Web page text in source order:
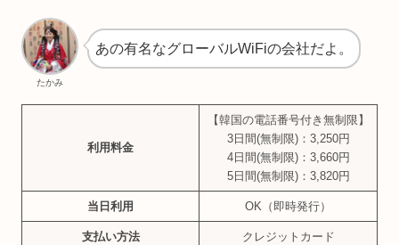
たかみ
あの有名なグローバルWiFiの会社だよ。
利用料金
【韓国の電話番号付き無制限】
3日間(無制限)：3,250円
4日間(無制限)：3,660円
5日間(無制限)：3,820円
当日利用 OK（即時発行）
支払い方法 クレジットカード